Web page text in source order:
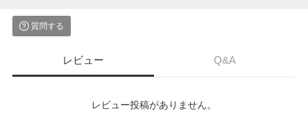
質問する
レビュー Q&A
レビュー投稿がありません。